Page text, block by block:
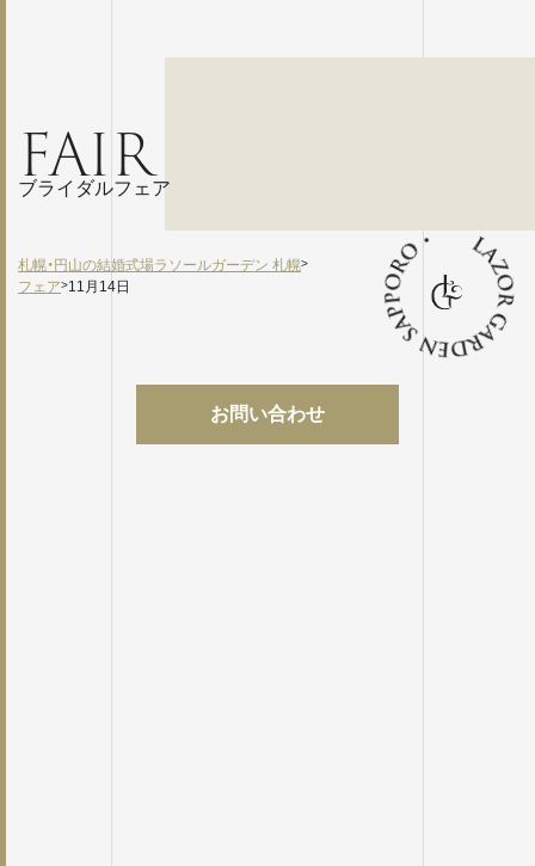
FAIR
ブライダルフェア
札幌・円山の結婚式場ラソールガーデン 札幌>
フェア>11月14日
お問い合わせ